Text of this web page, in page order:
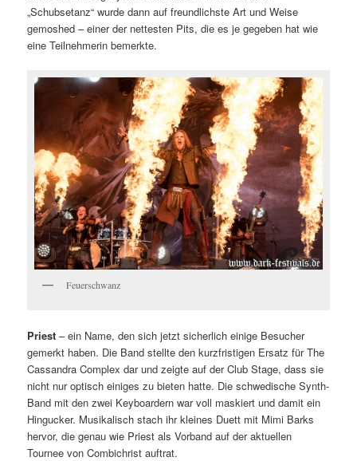
„Schubsetanz“ wurde dann auf freundlichste Art und Weise
gemoshed – einer der nettesten Pits, die es je gegeben hat wie
eine Teilnehmerin bemerkte.
Feuerschwanz
Priest – ein Name, den sich jetzt sicherlich einige Besucher
gemerkt haben. Die Band stellte den kurzfristigen Ersatz für The
Cassandra Complex dar und zeigte auf der Club Stage, dass sie
nicht nur optisch einiges zu bieten hatte. Die schwedische Synth-
Band mit den zwei Keyboardern war voll maskiert und damit ein
Hingucker. Musikalisch stach ihr kleines Duett mit Mimi Barks
hervor, die genau wie Priest als Vorband auf der aktuellen
Tournee von Combichrist auftrat.